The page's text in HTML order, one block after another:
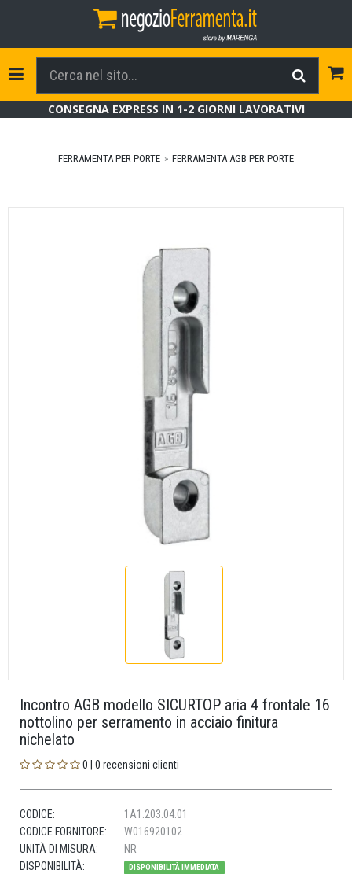
Toggle Navigation
CONSEGNA EXPRESS IN 1-2 GIORNI LAVORATIVI
FERRAMENTA PER PORTE FERRAMENTA AGB PER PORTE
Incontro AGB modello SICURTOP aria 4 frontale 16
nottolino per serramento in acciaio finitura
nichelato
0 | 0 recensioni clienti
CODICE:
1A1.203.04.01
CODICE FORNITORE:
W016920102
UNITÀ DI MISURA:
NR
DISPONIBILITÀ:
DISPONIBILITÀ IMMEDIATA